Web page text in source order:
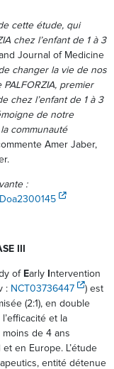
cette étude, qui
chez l’enfant de 1 à 3
Journal of Medicine
changer la vie de nos
premier
chez l’enfant de 1 à 3
de notre
communauté
Amer Jaber,
:
III
of Early
ntervention
: NCT03736447
) est
(2:1), en double
et la
moins de 4 ans
en Europe. L’étude
entité détenue